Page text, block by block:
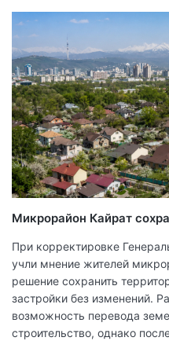
Микрорайон Кайрат
При корректировке
учли мнение жителей
решение сохранить
застройки без изменений.
возможность перевода
строительство, однако